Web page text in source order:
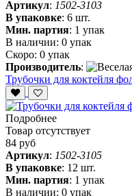
Артикул: 1502-3103
В упаковке: 6 шт.
Мин. партия: 1 упак
В наличии: 0 упак
Скоро: 0 упак
Производитель:
Трубочки для коктейля
Подробнее
Товар отсутствует
84 руб
Артикул: 1502-3105
В упаковке: 12 шт.
Мин. партия: 1 упак
В наличии: 0 упак